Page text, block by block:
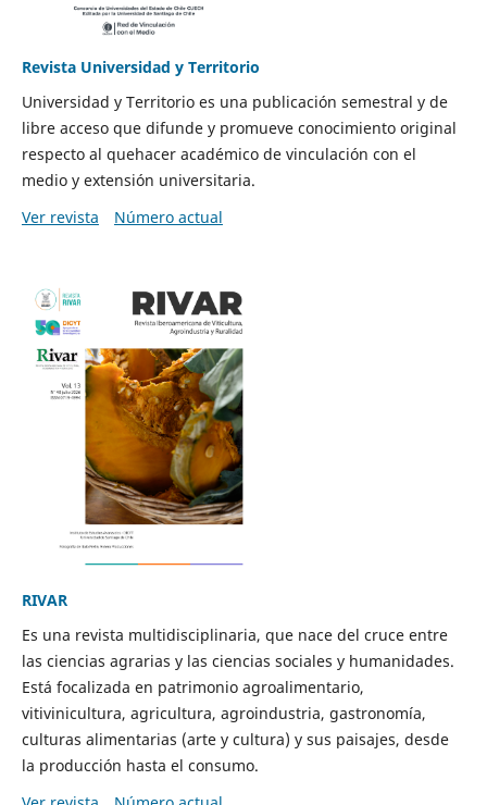
Revista Universidad y Territorio
Universidad y Territorio es una publicación semestral y de
libre acceso que difunde y promueve conocimiento original
respecto al quehacer académico de vinculación con el
medio y extensión universitaria.
Ver revista
Número actual
RIVAR
Es una revista multidisciplinaria, que nace del cruce entre
las ciencias agrarias y las ciencias sociales y humanidades.
Está focalizada en patrimonio agroalimentario,
vitivinicultura, agricultura, agroindustria, gastronomía,
culturas alimentarias (arte y cultura) y sus paisajes, desde
la producción hasta el consumo.